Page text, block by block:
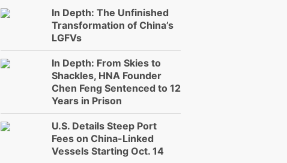
In Depth: The Unfinished
Transformation of China’s
LGFVs
In Depth: From Skies to
Shackles, HNA Founder
Chen Feng Sentenced to 12
Years in Prison
U.S. Details Steep Port
Fees on China-Linked
Vessels Starting Oct. 14